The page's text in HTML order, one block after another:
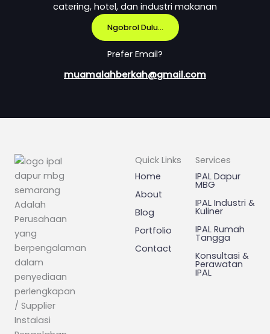
catering, hotel, dan industri makanan
Ngobrol Dulu...
Prefer Email?
muamalahberkah@gmail.com
Adalah
Perusahaan
yang
berpengalaman
dalam
penyediaan
perlengkapan
/ Supplier
Instalasi
Quick Links
Home
About
Blog
Portfolio
Contact
Services
IPAL Dapur
MBG
IPAL Industri &
Kuliner
IPAL Rumah
Tangga
Konsultasi &
Perawatan
IPAL